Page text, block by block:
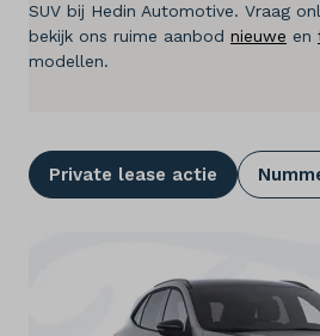
Kennis & advies
Taal
SUV bij Hedin Automotive. Vraag
bekijk ons ruime aanbod nieuwe en
modellen.
Private lease actie